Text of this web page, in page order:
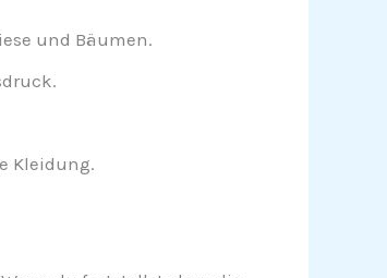
und Bäumen.
Kleidung.